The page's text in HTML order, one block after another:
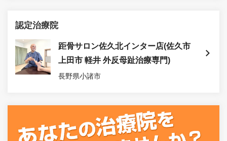
認定治療院
距骨サロン佐久北インター店(佐久市
上田市 軽井 外反母趾治療専門)
長野県小諸市